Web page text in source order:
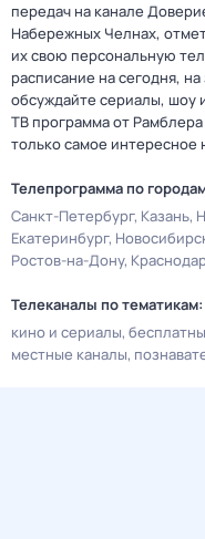
передач на канале
Набережных Челнах,
их свою персональную
расписание на сегодня,
обсуждайте сериалы, шоу
ТВ программа от
только самое интересное
Телепрограмма по
Санкт-Петербург Казань
Екатеринбург
Ростов-на-Дону
Телеканалы по тематикам:
кино и сериалы
местные каналы